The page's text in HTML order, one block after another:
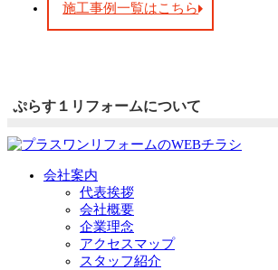
施工事例一覧はこちら
ぷらす１リフォームについて
会社案内
代表挨拶
会社概要
企業理念
アクセスマップ
スタッフ紹介